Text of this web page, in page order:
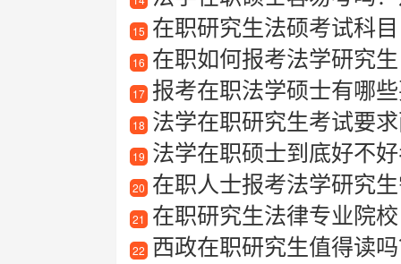
15 在职研究生法硕考试科目
16 在职如何报考法学研究生
17 报考在职法学硕士有哪
18 法学在职研究生考试要
19 法学在职硕士到底好不
20 在职人士报考法学研究
21 在职研究生法律专业院校
22 西政在职研究生值得读吗？在